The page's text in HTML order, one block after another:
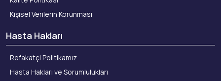
Kişisel Verilerin Korunması
Hasta Hakları
Refakatçi Politikamız
Hasta Hakları ve Sorumlulukları